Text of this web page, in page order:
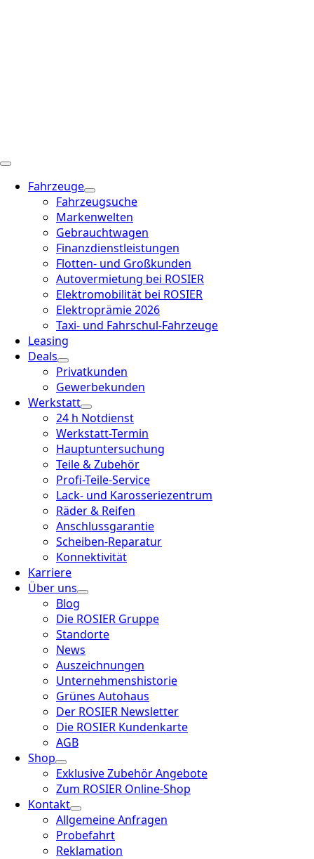
Fahrzeuge
Fahrzeugsuche
Markenwelten
Gebrauchtwagen
Finanzdienstleistungen
Flotten- und Großkunden
Autovermietung bei ROSIER
Elektromobilität bei ROSIER
Elektroprämie 2026
Taxi- und Fahrschul-Fahrzeuge
Leasing
Deals
Privatkunden
Gewerbekunden
Werkstatt
24 h Notdienst
Werkstatt-Termin
Hauptuntersuchung
Teile & Zubehör
Profi-Teile-Service
Lack- und Karosseriezentrum
Räder & Reifen
Anschlussgarantie
Scheiben-Reparatur
Konnektivität
Karriere
Über uns
Blog
Die ROSIER Gruppe
Standorte
News
Auszeichnungen
Unternehmenshistorie
Grünes Autohaus
Der ROSIER Newsletter
Die ROSIER Kundenkarte
AGB
Shop
Exklusive Zubehör Angebote
Zum ROSIER Online-Shop
Kontakt
Allgemeine Anfragen
Probefahrt
Reklamation